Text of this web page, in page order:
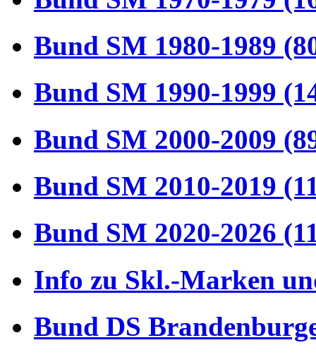
Bund SM 1980-1989
Bund SM 1990-1999
Bund SM 2000-2009
Bund SM 2010-2019
Bund SM 2020-2026
Info zu Skl.-Marken
Bund DS